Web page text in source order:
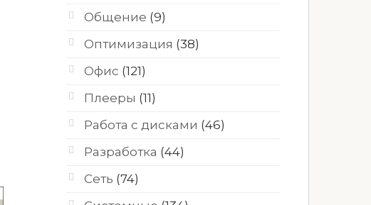
Общение (9)
Оптимизация (38)
Офис (121)
Плееры (11)
Работа с дисками (46)
Разработка (44)
Сеть (74)